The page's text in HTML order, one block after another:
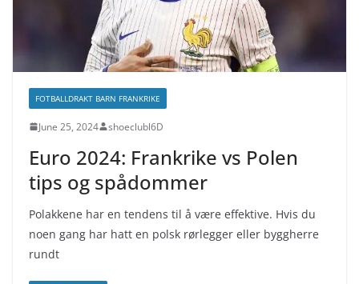
FOTBALLDRAKT BARN FRANKRIKE
June 25, 2024 shoeclubl6D
Euro 2024: Frankrike vs Polen
tips og spådommer
Polakkene har en tendens til å være effektive. Hvis du
noen gang har hatt en polsk rørlegger eller byggherre
rundt